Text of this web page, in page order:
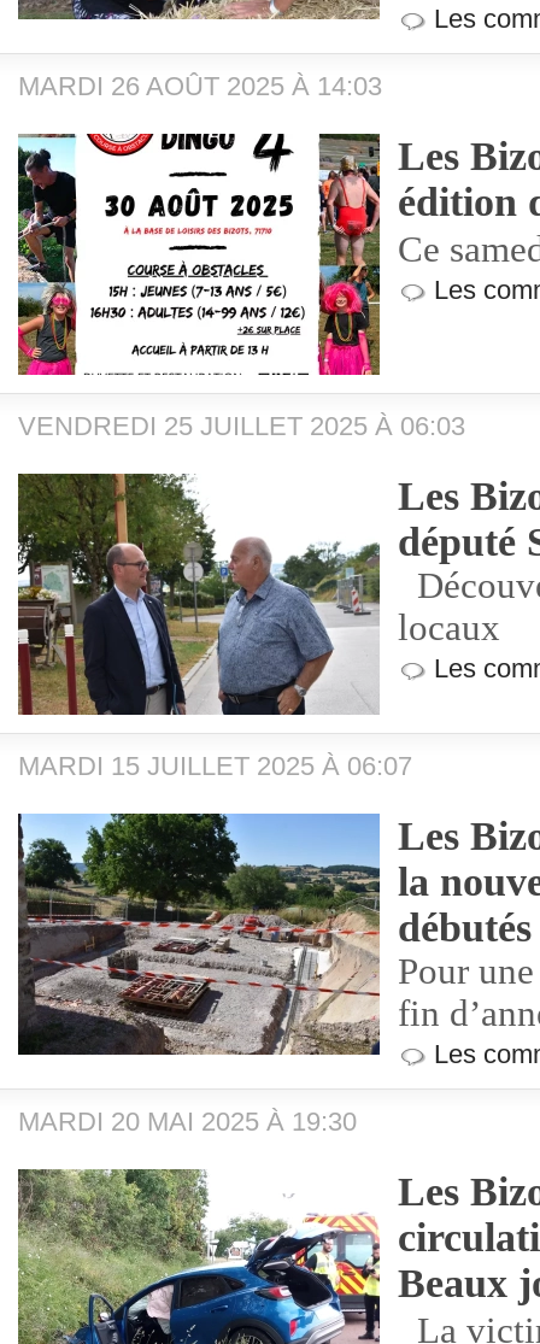
Les
MARDI 26 AOÛT 2025 À 14:03
Les
édition
Ce
Les
VENDREDI 25 JUILLET 2025 À 06:03
Les
député
locaux
Les
MARDI 15 JUILLET 2025 À 06:07
Les
la
débutés
Pour
fin
Les
MARDI 20 MAI 2025 À 19:30
Les
Beaux
La